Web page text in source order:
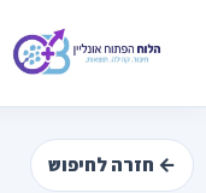
← חזרה לחיפוש